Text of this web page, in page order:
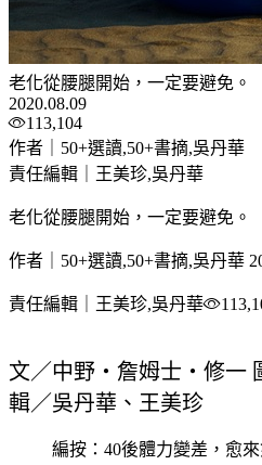
老化從腰腿開始，一定要避免。
2020.08.09
113,104
作者｜50+選讀,50+書摘,吳丹華
責任編輯｜王美珍,吳丹華
老化從腰腿開始，一定要避免。
作者｜50+選讀,50+書摘,吳丹華
責任編輯｜王美珍,吳丹華
文／中野‧詹姆士‧修一
輯／吳丹華、王美珍
編按：40後體力變差，愈